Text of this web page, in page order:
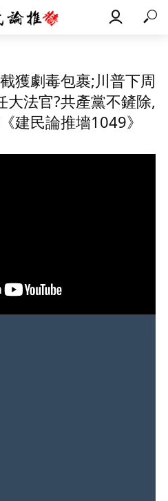
獲劇毒包裹;川普下周
大法官?共產黨不鏟除,
建民論推墻1049》